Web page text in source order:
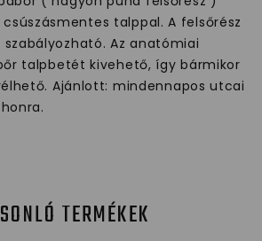
talppal. A felsőrész
Az anatómiai
talpbetét kivehető, így bármikor
Ajánlott: mindennapos utcai
TERMÉKEK